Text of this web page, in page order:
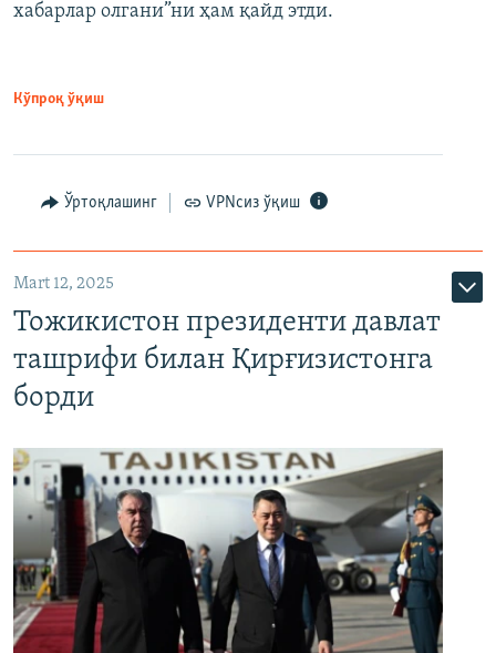
хабарлар олгани”ни ҳам қайд этди.
Кўпроқ ўқиш
Ўртоқлашинг VPNсиз ўқиш
Mart 12, 2025
Тожикистон президенти давлат
ташрифи билан Қирғизистонга
борди